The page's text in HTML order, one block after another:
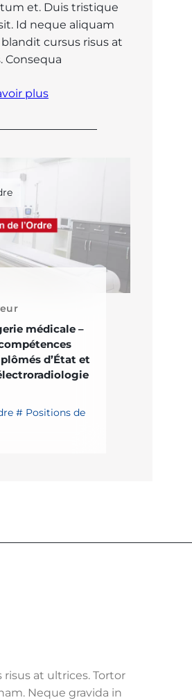
et. Duis tristique
Id neque aliquam
cursus risus at
Consequa
plus
médicale –
d’État et
Positions de
at ultrices. Tortor
Neque gravida in